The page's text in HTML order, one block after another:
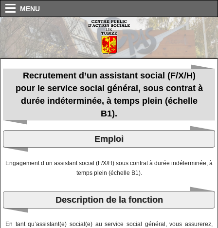
MENU
Recrutement d’un assistant social (F/X/H)
pour le service social général, sous contrat à
durée indéterminée, à temps plein (échelle
B1).
Emploi
Engagement d’un assistant social (F/X/H) sous contrat à durée indéterminée, à
temps plein (échelle B1).
Description de la fonction
En tant qu’assistant(e) social(e) au service social général, vous assurerez,